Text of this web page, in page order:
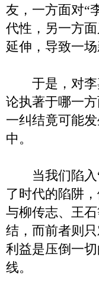
友，一方面对“
代性，另一方
延伸，导致一
于是，对李
论执著于哪一
一纠结竟可能
中。
当我们陷入“
了时代的陷阱
与柳传志、王
结，而前者则
利益是压倒一
线。